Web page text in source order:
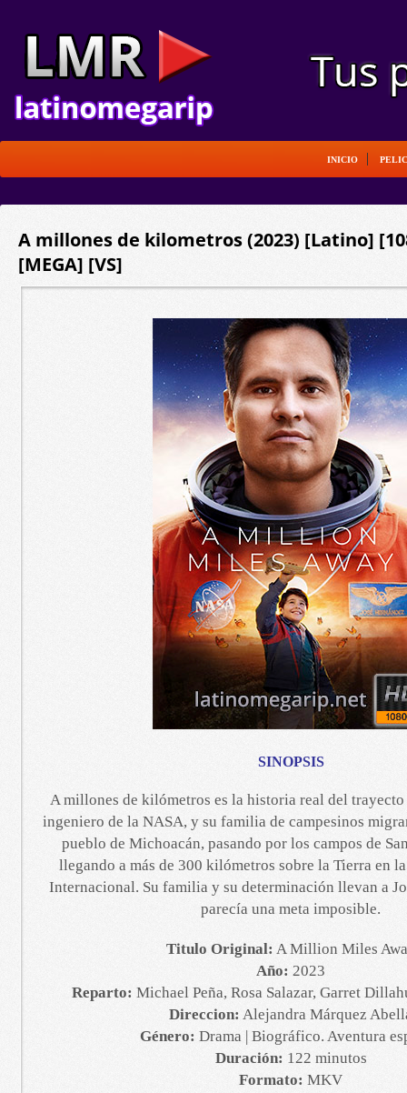
INICIO
A millones de kilometros (2023) [Latino]
[MEGA] [VS]
SINOPSIS
A millones de kilómetros es la historia real del trayecto
ingeniero de la NASA, y su familia de campesinos
pueblo de Michoacán, pasando por los campos de
llegando a más de 300 kilómetros sobre la Tierra en
Internacional. Su familia y su determinación llevan a
parecía una meta imposible.
Titulo Original: A Million Miles
Año: 2023
Reparto: Michael Peña, Rosa Salazar, Garret
Direccion: Alejandra Márquez
Género: Drama | Biográfico. Aventura
Duración: 122 minutos
Formato: MKV